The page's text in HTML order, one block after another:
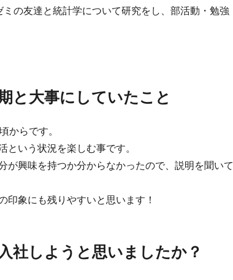
の友達と統計学について研究をし、部活動・勉
と大事にしていたこと
からです。
という状況を楽しむ事です。
が興味を持つか分からなかったので、説明を聞い
印象にも残りやすいと思います！
社しようと思いましたか？